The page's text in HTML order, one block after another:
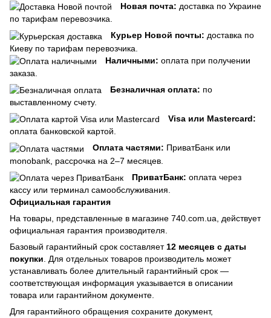
Новая почта: доставка по Украине
по тарифам перевозчика.
Курьер Новой почты: доставка по
Киеву по тарифам перевозчика.
Наличными: оплата при получении
заказа.
Безналичная оплата: по
выставленному счету.
Visa или Mastercard:
оплата банковской картой.
Оплата частями: ПриватБанк или
monobank, рассрочка на 2–7 месяцев.
ПриватБанк: оплата через
кассу или терминал самообслуживания.
Официальная гарантия
На товары, представленные в магазине 740.com.ua, действует
официальная гарантия производителя.
Базовый гарантийный срок составляет 12 месяцев с даты
покупки . Для отдельных товаров производитель может
устанавливать более длительный гарантийный срок —
соответствующая информация указывается в описании
товара или гарантийном документе.
Для гарантийного обращения сохраните документ,